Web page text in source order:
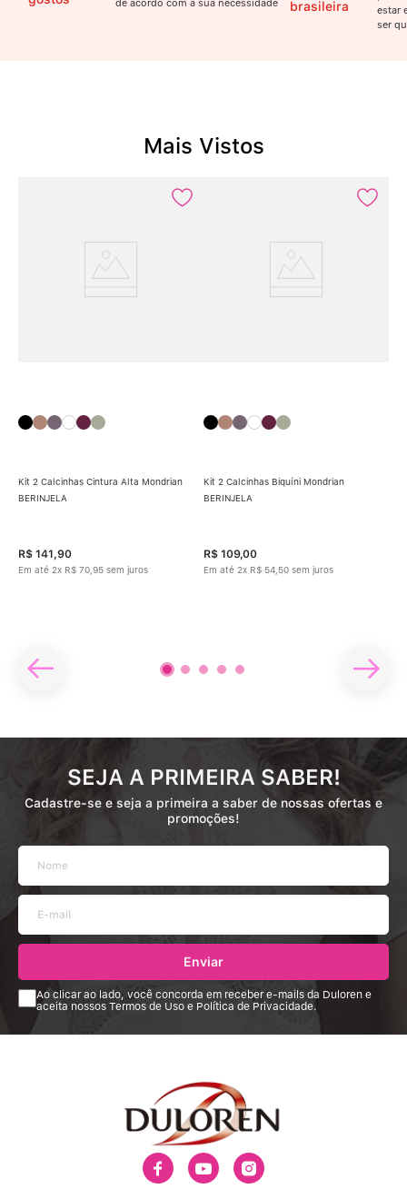
de acordo com a sua necessidade brasileira
estar
ser
Mais Vistos
Kit 2 Calcinhas Cintura Alta Mondrian
BERINJELA
R$ 141,90
Em até 2x R$ 70 95 sem juros
Kit 2 Calcinhas Biquíni Mondrian
BERINJELA
R$ 109,00
Em até 2x R$ 54 50 sem juros
SEJA A PRIMEIRA SABER!
Cadastre-se e seja a primeira a saber de nossas ofertas e
promoções!
Enviar
Ao clicar ao lado, você concorda em receber e-mails da Duloren e
aceita nossos Termos de Uso e Política de Privacidade.